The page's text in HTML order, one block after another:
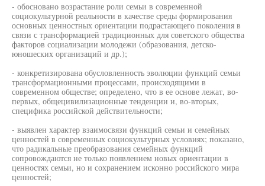
- обосновано возрастание роли семьи в современной
социокультурной реальности в качестве среды формирования
основных ценностных ориентации подрастающего поколения в
связи с трансформацией традиционных для советского общества
факторов социализации молодежи (образования, детско-
юношеских организаций и др.);
- конкретизирована обусловленность эволюции функций семьи
трансформационными процессами, происходящими в
современном обществе; определено, что в ее основе лежат, во-
первых, общецивилизационные тенденции и, во-вторых,
специфика российской действительности;
- выявлен характер взаимосвязи функций семьи и семейных
ценностей в современных социокультурных условиях; показано,
что радикальные преобразования семейных функций
сопровождаются не только появлением новых ориентации в
ценностях семьи, но и сохранением исконно российского мира
ценностей;